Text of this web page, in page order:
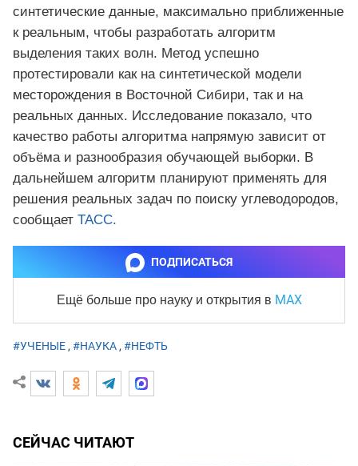
синтетические данные, максимально приближенные
к реальным, чтобы разработать алгоритм
выделения таких волн. Метод успешно
протестировали как на синтетической модели
месторождения в Восточной Сибири, так и на
реальных данных. Исследование показало, что
качество работы алгоритма напрямую зависит от
объёма и разнообразия обучающей выборки. В
дальнейшем алгоритм планируют применять для
решения реальных задач по поиску углеводородов,
сообщает ТАСС.
ПОДПИСАТЬСЯ
Ещё больше про науку и открытия в MAX
#УЧЕНЫЕ , #НАУКА , #НЕФТЬ
СЕЙЧАС ЧИТАЮТ